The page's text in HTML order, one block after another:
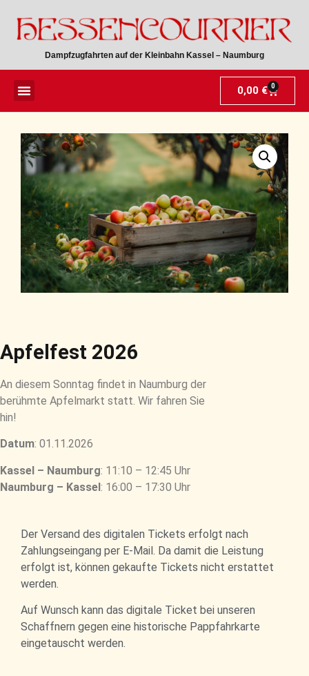
Dampfzugfahrten auf der Kleinbahn Kassel – Naumburg
0,00 € 0
Apfelfest 2026
An diesem Sonntag findet in Naumburg der
berühmte Apfelmarkt statt. Wir fahren Sie
hin!
Datum: 01.11.2026
Kassel – Naumburg: 11:10 – 12:45 Uhr
Naumburg – Kassel: 16:00 – 17:30 Uhr
Der Versand des digitalen Tickets erfolgt nach
Zahlungseingang per E-Mail. Da damit die Leistung
erfolgt ist, können gekaufte Tickets nicht erstattet
werden.
Auf Wunsch kann das digitale Ticket bei unseren
Schaffnern gegen eine historische Pappfahrkarte
eingetauscht werden.